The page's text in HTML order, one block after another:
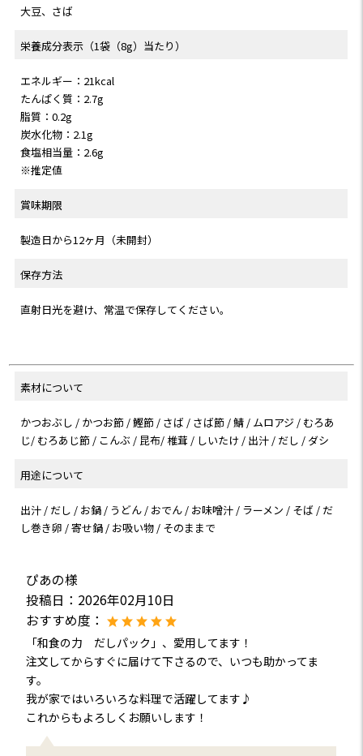
大豆、さば
栄養成分表示（1袋（8g）当たり）
エネルギー：21kcal
たんぱく質：2.7g
脂質：0.2g
炭水化物：2.1g
食塩相当量：2.6g
※推定値
賞味期限
製造日から12ヶ月（未開封）
保存方法
直射日光を避け、常温で保存してください。
素材について
かつおぶし / かつお節 / 鰹節 / さば / さば節 / 鯖 / ムロアジ / むろあ
じ/ むろあじ節 / こんぶ / 昆布/ 椎茸 / しいたけ / 出汁 / だし / ダシ
用途について
出汁 / だし / お鍋 / うどん / おでん / お味噌汁 / ラーメン / そば / だ
し巻き卵 / 寄せ鍋 / お吸い物 / そのままで
ぴあの様
投稿日： 2026年02月10日
おすすめ度：
「和食の力 だしパック」、愛用してます！
注文してからすぐに届けて下さるので、いつも助かってま
す。
我が家ではいろいろな料理で活躍してます♪
これからもよろしくお願いします！